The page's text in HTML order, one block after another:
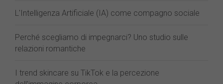
L'Intelligenza Artificiale (IA) come compagno sociale
Perché scegliamo di impegnarci? Uno studio sulle
relazioni romantiche
I trend skincare su TikTok e la percezione